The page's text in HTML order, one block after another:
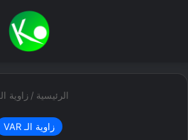
الرئيسية / زاوية الـ VAR
زاوية الـ VAR